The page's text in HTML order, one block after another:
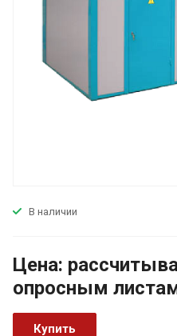
В наличии
Цена: р
опросным
Купить